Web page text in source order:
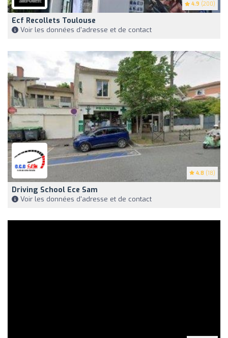
4.9 (200)
Ecf Recollets Toulouse
Voir les données d'adresse et de contact
4.8 (18)
Driving School Ece Sam
Voir les données d'adresse et de contact